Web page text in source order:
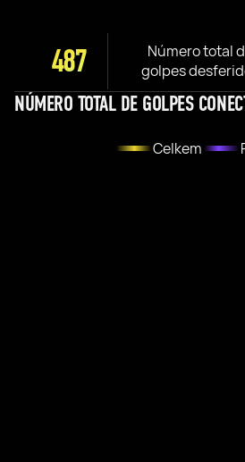
487
Número total
golpes
NÚMERO TOTAL DE GOLPES
Celkem